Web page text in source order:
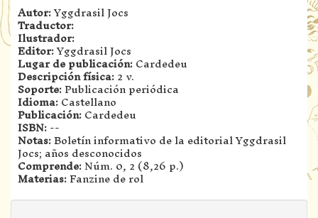
Autor:Yggdrasil Jocs
Traductor:
Ilustrador:
Editor:Yggdrasil Jocs
Lugar de publicación:Cardedeu
Descripción física:2 v.
Soporte:Publicación periódica
Idioma:Castellano
Publicación:Cardedeu
ISBN:--
Notas:Boletín informativo de la editorial Yggdrasil
Jocs; años desconocidos
Comprende:Núm. 0, 2 (8,26 p.)
Materias:Fanzine de rol